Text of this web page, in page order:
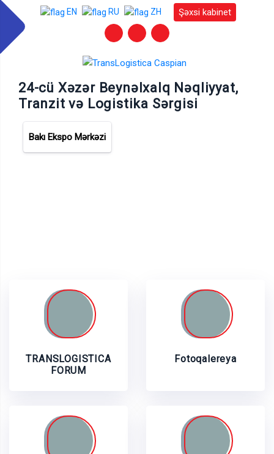
EN RU ZH Şəxsi kabinet
24-cü Xəzər Beynəlxalq Nəqliyyat,
Tranzit və Logistika Sərgisi
Bakı Ekspo Mərkəzi
TRANSLOGISTICA
FORUM
Fotoqalereya